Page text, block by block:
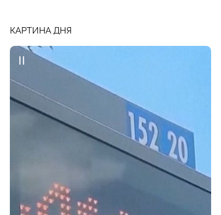
КАРТИНА ДНЯ